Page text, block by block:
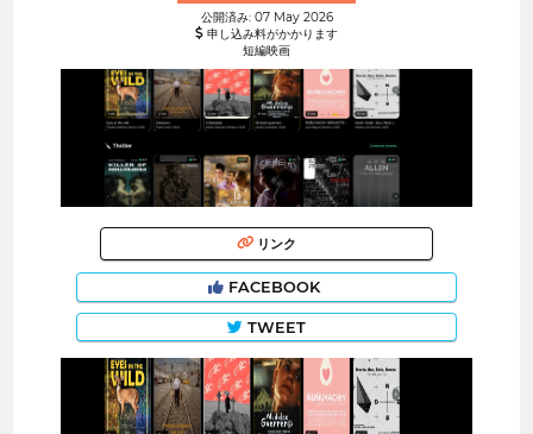
公開済み: 07 May 2026
申し込み料がかかります
短編映画
リンク
FACEBOOK
TWEET